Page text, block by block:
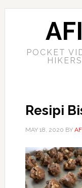
POCKET
Resipi
MAY 18, 2020 BY